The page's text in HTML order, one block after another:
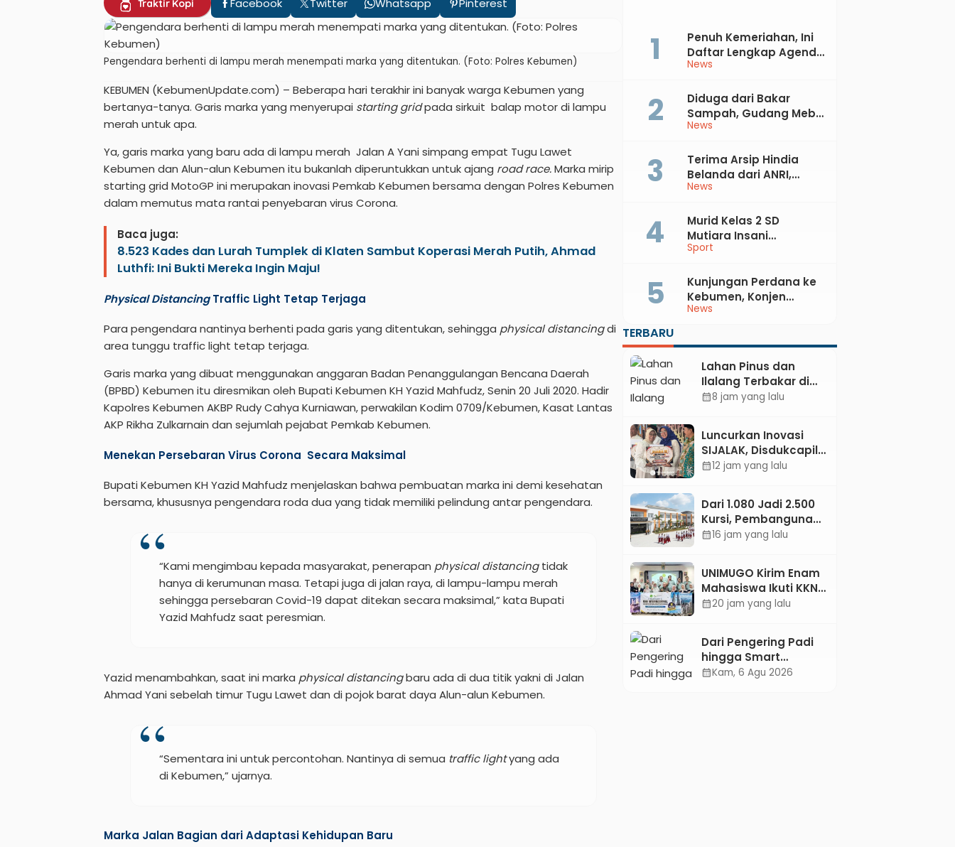
Traktir Kopi
Pengendara berhenti di lampu merah menempati marka yang ditentukan. (Foto: Polres Kebumen)
KEBUMEN (KebumenUpdate.com) – Beberapa hari terakhir ini banyak warga Kebumen yang
bertanya-tanya. Garis marka yang menyerupai starting gridpada sirkuit balap motor di lampu
merah untuk apa.
Ya, garis marka yang baru ada di lampu merah Jalan A Yani simpang empat Tugu Lawet
Kebumen dan Alun-alun Kebumen itu bukanlah diperuntukkan untuk ajang road race.Marka mirip
starting grid MotoGP ini merupakan inovasi Pemkab Kebumen bersama dengan Polres Kebumen
dalam memutus mata rantai penyebaran virus Corona.
Baca juga:
8.523 Kades dan Lurah Tumplek di Klaten Sambut Koperasi Merah Putih, Ahmad
Luthfi: Ini Bukti Mereka Ingin Maju!
Physical DistancingTraffic Light Tetap Terjaga
Para pengendara nantinya berhenti pada garis yang ditentukan, sehingga physical distancingdi
area tunggu traffic light tetap terjaga.
Garis marka yang dibuat menggunakan anggaran Badan Penanggulangan Bencana Daerah
(BPBD) Kebumen itu diresmikan oleh Bupati Kebumen KH Yazid Mahfudz, Senin 20 Juli 2020. Hadir
Kapolres Kebumen AKBP Rudy Cahya Kurniawan, perwakilan Kodim 0709/Kebumen, Kasat Lantas
AKP Rikha Zulkarnain dan sejumlah pejabat Pemkab Kebumen.
Menekan Persebaran Virus Corona Secara Maksimal
Bupati Kebumen KH Yazid Mahfudz menjelaskan bahwa pembuatan marka ini demi kesehatan
bersama, khususnya pengendara roda dua yang tidak memiliki pelindung antar pengendara.
“Kami mengimbau kepada masyarakat, penerapan physical distancingtidak
hanya di kerumunan masa. Tetapi juga di jalan raya, di lampu-lampu merah
sehingga persebaran Covid-19 dapat ditekan secara maksimal,” kata Bupati
Yazid Mahfudz saat peresmian.
Yazid menambahkan, saat ini marka physical distancingbaru ada di dua titik yakni di Jalan
Ahmad Yani sebelah timur Tugu Lawet dan di pojok barat daya Alun-alun Kebumen.
“Sementara ini untuk percontohan. Nantinya di semua traffic lightyang ada
di Kebumen,” ujarnya.
Marka Jalan Bagian dari Adaptasi Kehidupan Baru
News
Penuh Kemeriahan, Ini
Daftar Lengkap Agenda
Peringatan HUT ke-81 RI
Kabupaten Kebumen
News
Diduga dari Bakar
Sampah, Gudang Mebel
di Petanahan Hangus
News
Terima Arsip Hindia
Belanda dari ANRI,
Pemkab Kebumen
Sejarah, Geopark, dan
Literasi Pertanian
Sport
Murid Kelas 2 SD
Mutiara Insani
Muhammadiyah
dan Perak di Kejurda
Tapak Suci Kebumen
2026
News
Kunjungan Perdana ke
Kebumen, Konjen
Australia Temui Bupati
TERBARU
Lahan Pinus dan
Ilalang Terbakar di
Kebumen, Aparat
Secara Manual
calendar_month8 jam yang lalu
Luncurkan Inovasi
SIJALAK, Disdukcapil
Kebumen Perkuat
Tingkat Desa
calendar_month12 jam yang lalu
Dari 1.080 Jadi 2.500
Kursi, Pembangunan
Sekolah Rakyat
Oktober 2026
calendar_month16 jam yang lalu
UNIMUGO Kirim Enam
Mahasiswa Ikuti KKN
Internasional 2026 di
calendar_month20 jam yang lalu
Dari Pengering Padi
hingga Smart
Parking: Mahasiswa
calendar_monthKam, 6 Agu 2026